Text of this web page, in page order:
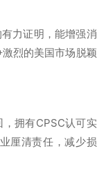
力证明，能增强消
烈的美国市场脱颖
拥有CPSC认可实
厘清责任，减少损